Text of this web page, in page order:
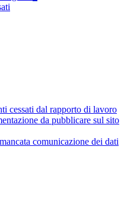
cessati dal rapporto di lavoro
da pubblicare sul sito
comunicazione dei dati